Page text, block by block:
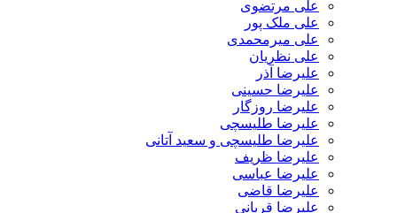
علی مرتضوی
علی ملک پور
علی میرمحمدی
علی نظریان
علیرضا آذر
علیرضا حسینی
علیرضا روزگار
علیرضا طلیسچی
علیرضا طلیسچی و سعید آتانی
علیرضا ظریف
علیرضا عباسی
علیرضا قاضی
علیرضا قربانی